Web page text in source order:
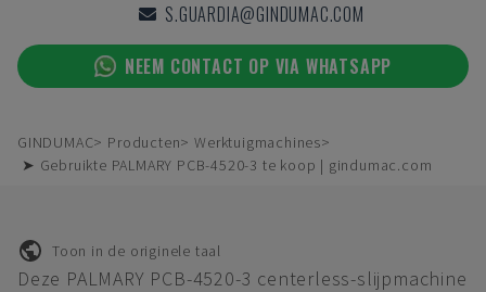
S.GUARDIA@GINDUMAC.COM
NEEM CONTACT OP VIA WHATSAPP
GINDUMAC Producten
Werktuigmachines
➤ Gebruikte PALMARY PCB-4520-3 te koop | gindumac.com
Toon in de originele taal
Deze PALMARY PCB-4520-3 centerless-slijpmachine